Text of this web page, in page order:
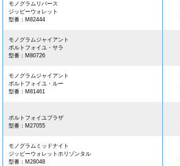
モノグラムリバース
ジッピーウォレット
型番：M82444
モノグラムジャイアント
ポルトフォイユ・サラ
型番：M80726
モノグラムジャイアント
ポルトフォイユ・ルー
型番：M81461
ポルトフォイユブラザ
型番：M27055
モノグラムミッドナイト
ジッピーウォレットホリゾンタル
型番：M28048